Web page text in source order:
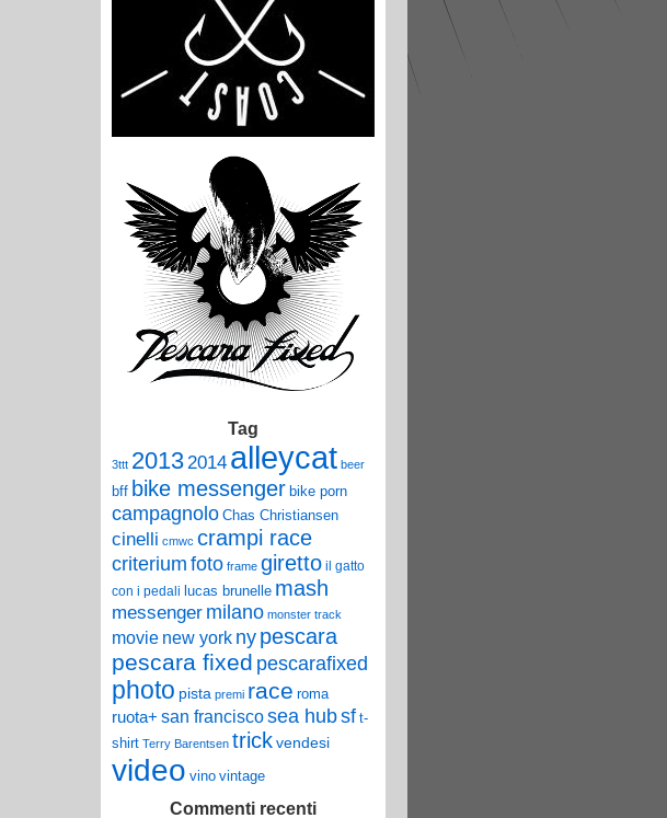
Tag
3ttt 20132014 alleycat beer
bff bike messenger bike porn
campagnolo Chas Christiansen
cinelli cmwc crampi race
criterium foto frame giretto il gatto
con i pedali lucas brunelle mash
messenger milano monster track
movie new york nypescara
pescara fixed pescarafixed
photo pista premi race roma
ruota+ san franciscosea hubsf t-
shirt Terry Barentsen trickvendesi
video vino vintage
Commenti recenti